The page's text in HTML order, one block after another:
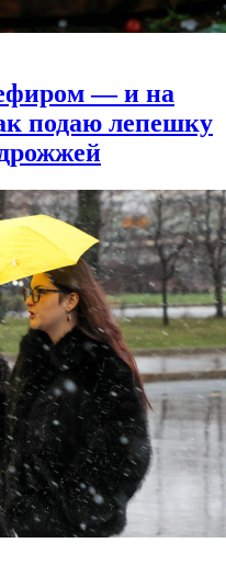
— и на
подаю лепешку